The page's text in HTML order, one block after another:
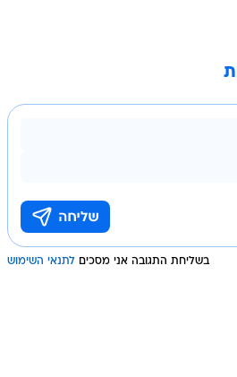
בשליחת התגובה אני מסכים לתנאי השימוש